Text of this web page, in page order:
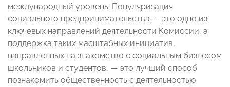
международный уровень. Популяризация
социального предпринимательства — это одно из
ключевых направлений деятельности Комиссии, а
поддержка таких масштабных инициатив,
направленных на знакомство с социальным бизнесом
школьников и студентов, — это лучший способ
познакомить общественность с деятельностью